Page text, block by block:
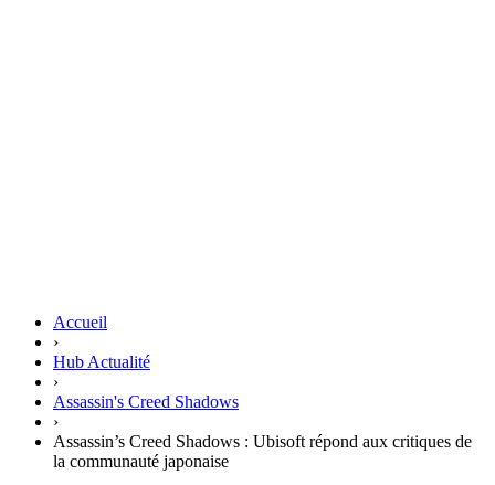
Accueil
›
Hub Actualité
›
Assassin's Creed Shadows
›
Assassin’s Creed Shadows : Ubisoft répond aux critiques de
la communauté japonaise